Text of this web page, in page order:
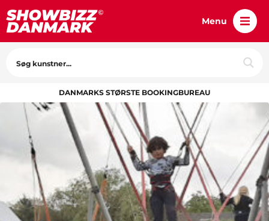
Menu
DANMARKS STØRSTE BOOKINGBUREAU